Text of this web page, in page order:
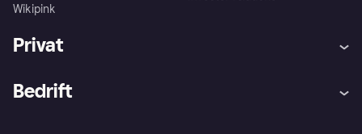
Wikipink
Privat
Bedrift